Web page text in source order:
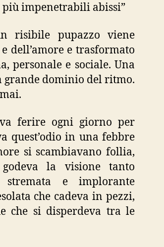
più impenetrabili abissi”
risibile pupazzo viene
dell’amore e trasformato
personale e sociale. Una
grande dominio del ritmo.
ferire ogni giorno per
quest’odio in una febbre
si scambiavano follia,
la visione tanto
stremata e implorante
che cadeva in pezzi,
che si disperdeva tra le